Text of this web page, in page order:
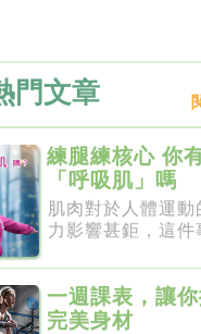
門文章
練腿練核心 你
「呼吸肌」嗎
肌肉對於人體運動
力影響甚鉅，這件
一週課表，讓
完美身材